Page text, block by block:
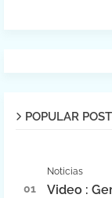
POPULAR
Noticias
Video :